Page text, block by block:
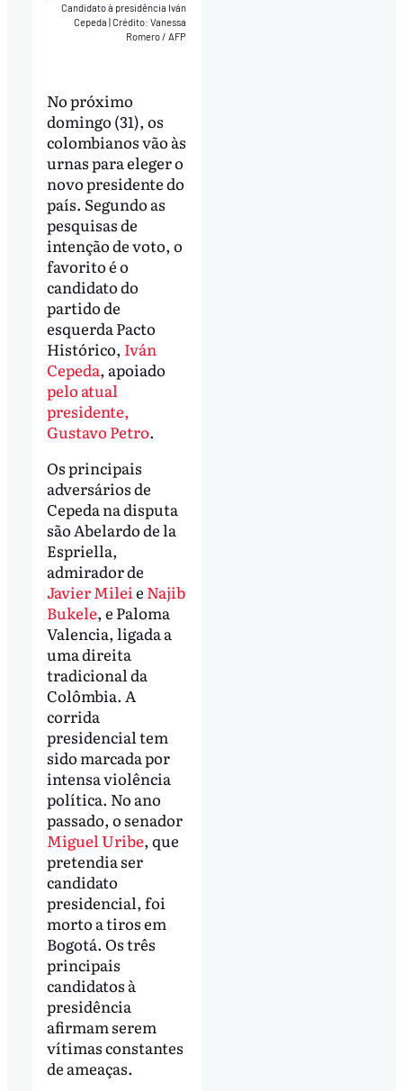
Candidato à presidência Iván
Cepeda Crédito: Vanessa
Romero / AFP
No próximo
domingo (31), os
colombianos vão às
urnas para eleger o
novo presidente do
país. Segundo as
pesquisas de
intenção de voto, o
favorito é o
candidato do
partido de
esquerda Pacto
Histórico, Iván
Cepeda, apoiado
pelo atual
presidente,
Gustavo Petro.
Os principais
adversários de
Cepeda na disputa
são Abelardo de la
Espriella,
admirador de
Javier Milei e Najib
Bukele, e Paloma
Valencia, ligada a
uma direita
tradicional da
Colômbia. A
corrida
presidencial tem
sido marcada por
intensa violência
política. No ano
passado, o senador
Miguel Uribe, que
pretendia ser
candidato
presidencial, foi
morto a tiros em
Bogotá. Os três
principais
candidatos à
presidência
afirmam serem
vítimas constantes
de ameaças.